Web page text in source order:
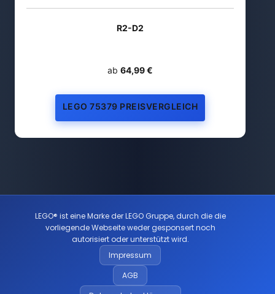
R2-D2
ab 64,99 €
LEGO 75379 PREISVERGLEICH
LEGO® ist eine Marke der LEGO Gruppe, durch die die
vorliegende Webseite weder gesponsert noch
autorisiert oder unterstützt wird.
Impressum
AGB